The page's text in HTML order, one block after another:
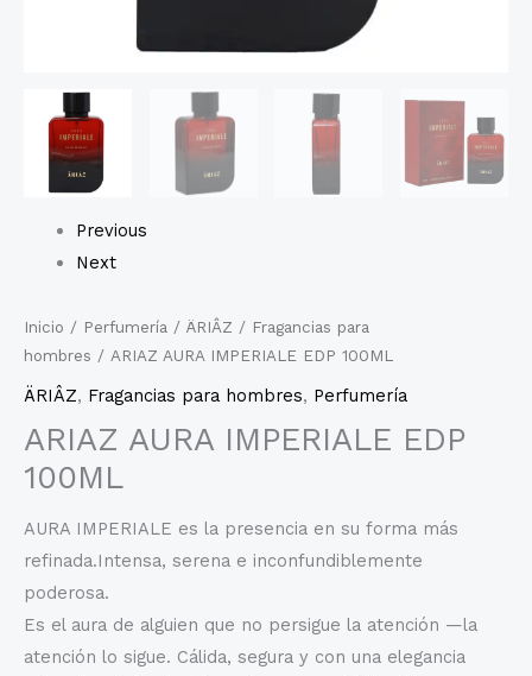
Previous
Next
Inicio / Perfumería / ÄRIÂZ / Fragancias para
hombres / ARIAZ AURA IMPERIALE EDP 100ML
ÄRIÂZ, Fragancias para hombres, Perfumería
ARIAZ AURA IMPERIALE EDP
100ML
AURA IMPERIALE es la presencia en su forma más
refinada.Intensa, serena e inconfundiblemente
poderosa.
Es el aura de alguien que no persigue la atención —la
atención lo sigue. Cálida, segura y con una elegancia